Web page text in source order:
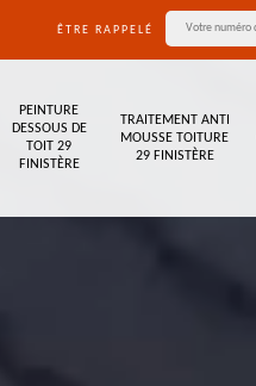
ÊTRE RAPPELÉ
PEINTURE
DESSOUS DE
TOIT 29
FINISTÈRE
TRAITEMENT ANTI
MOUSSE TOITURE
29 FINISTÈRE